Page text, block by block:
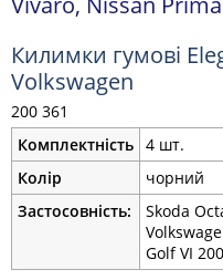
Килимки гумові
Volkswagen
200 361
Комплектність 4 шт.
Колір
чорний
Застосовність:
Skoda
Golf VI